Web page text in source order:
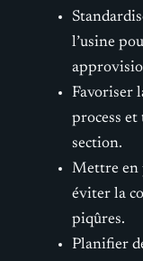
l’usine
Favoriser
process
section.
Mettre en
éviter la
piqûres.
Planifier